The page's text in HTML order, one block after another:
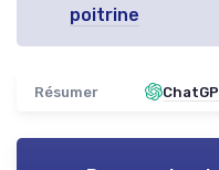
poitrine
Résumer